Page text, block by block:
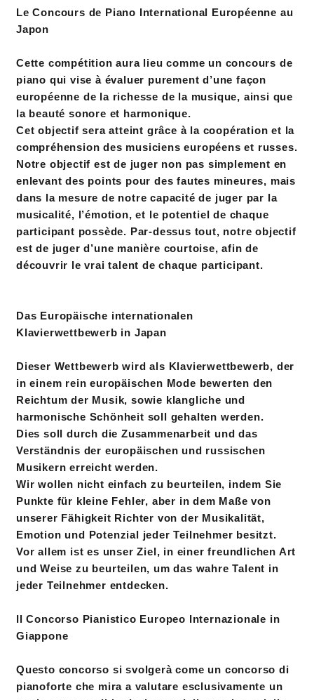
Le Concours de Piano International Européenne au
Japon
Cette compétition aura lieu comme un concours de
piano qui vise à évaluer purement d’une façon
européenne de la richesse de la musique, ainsi que
la beauté sonore et harmonique.
Cet objectif sera atteint grâce à la coopération et la
compréhension des musiciens européens et russes.
Notre objectif est de juger non pas simplement en
enlevant des points pour des fautes mineures, mais
dans la mesure de notre capacité de juger par la
musicalité, l’émotion, et le potentiel de chaque
participant possède. Par-dessus tout, notre objectif
est de juger d’une manière courtoise, afin de
découvrir le vrai talent de chaque participant.
Das Europäische internationalen
Klavierwettbewerb in Japan
Dieser Wettbewerb wird als Klavierwettbewerb, der
in einem rein europäischen Mode bewerten den
Reichtum der Musik, sowie klangliche und
harmonische Schönheit soll gehalten werden.
Dies soll durch die Zusammenarbeit und das
Verständnis der europäischen und russischen
Musikern erreicht werden.
Wir wollen nicht einfach zu beurteilen, indem Sie
Punkte für kleine Fehler, aber in dem Maße von
unserer Fähigkeit Richter von der Musikalität,
Emotion und Potenzial jeder Teilnehmer besitzt.
Vor allem ist es unser Ziel, in einer freundlichen Art
und Weise zu beurteilen, um das wahre Talent in
jeder Teilnehmer entdecken.
Il Concorso Pianistico Europeo Internazionale in
Giappone
Questo concorso si svolgerà come un concorso di
pianoforte che mira a valutare esclusivamente un